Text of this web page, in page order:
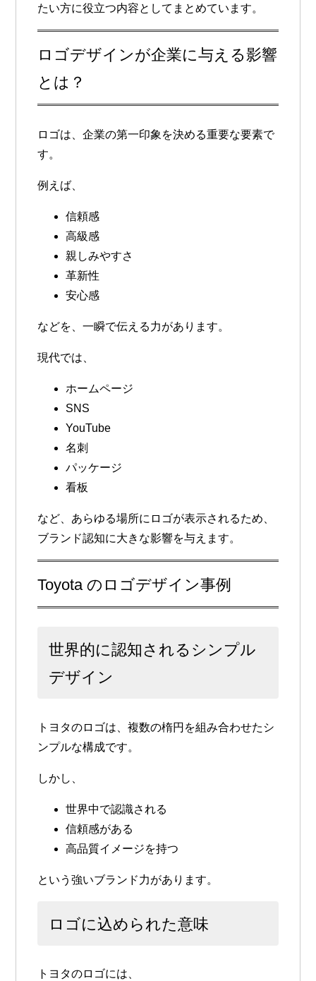
たい方に役立つ内容としてまとめています。
ロゴデザインが企業に与える影響
とは？
ロゴは、企業の第一印象を決める重要な要素で
す。
例えば、
信頼感
高級感
親しみやすさ
革新性
安心感
などを、一瞬で伝える力があります。
現代では、
ホームページ
SNS
YouTube
名刺
パッケージ
看板
など、あらゆる場所にロゴが表示されるため、
ブランド認知に大きな影響を与えます。
Toyota のロゴデザイン事例
世界的に認知されるシンプル
デザイン
トヨタのロゴは、複数の楕円を組み合わせたシ
ンプルな構成です。
しかし、
世界中で認識される
信頼感がある
高品質イメージを持つ
という強いブランド力があります。
ロゴに込められた意味
トヨタのロゴには、